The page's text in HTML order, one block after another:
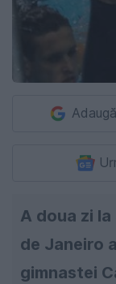
A doua zi
de Janeiro
gimnastei